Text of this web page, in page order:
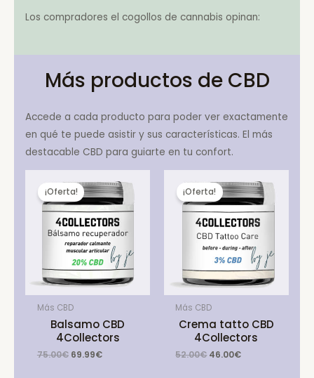
Los compradores el cogollos de cannabis opinan:
Más productos de CBD
Accede a cada producto para poder ver exactamente
en qué te puede asistir y sus características. El más
destacable CBD para guiarte en tu confort.
¡Oferta!
Más CBD
Balsamo CBD
4Collectors
75.00€ Original
69.99€Current
¡Oferta!
Más CBD
Crema tatto CBD
4Collectors
52.00€ Original
46.00€Current